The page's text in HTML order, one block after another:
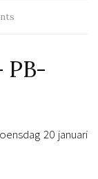
PB-
20 januari